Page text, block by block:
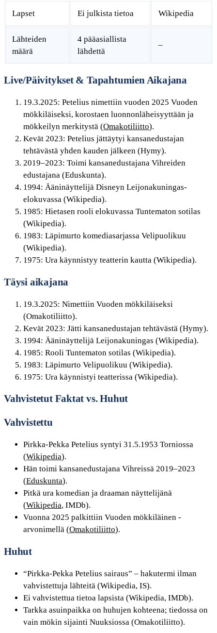
Lapset Ei julkista tietoa Wikipedia
Lähteiden
määrä
4 pääasiallista
lähdettä
–
Live/Päivitykset & Tapahtumien Aikajana
19.3.2025: Petelius nimettiin vuoden 2025 Vuoden
mökkiläiseksi, korostaen luonnonläheisyyttään ja
mökkeilyn merkitystä (Omakotiliitto).
Kevät 2023: Petelius jättäytyi kansanedustajan
tehtävästä yhden kauden jälkeen (Hymy).
2019–2023: Toimi kansanedustajana Vihreiden
edustajana (Eduskunta).
1994: Ääninäyttelijä Disneyn Leijonakuningas-
elokuvassa (Wikipedia).
1985: Hietasen rooli elokuvassa Tuntematon sotilas
(Wikipedia).
1983: Läpimurto komediasarjassa Velipuolikuu
(Wikipedia).
1975: Ura käynnistyy teatterin kautta (Wikipedia).
Täysi aikajana
19.3.2025: Nimettiin Vuoden mökkiläiseksi
(Omakotiliitto).
Kevät 2023: Jätti kansanedustajan tehtävästä (Hymy).
1994: Ääninäyttelijä Leijonakuningas (Wikipedia).
1985: Rooli Tuntematon sotilas (Wikipedia).
1983: Läpimurto Velipuolikuu (Wikipedia).
1975: Ura käynnistyi teatterissa (Wikipedia).
Vahvistetut Faktat vs. Huhut
Vahvistettu
Pirkka-Pekka Petelius syntyi 31.5.1953 Torniossa
(Wikipedia).
Hän toimi kansanedustajana Vihreissä 2019–2023
(Eduskunta).
Pitkä ura komedian ja draaman näyttelijänä
(Wikipedia, IMDb).
Vuonna 2025 palkittiin Vuoden mökkiläinen -
arvonimellä (Omakotiliitto).
Huhut
“Pirkka-Pekka Petelius sairaus” – hakutermi ilman
vahvistettuja lähteitä (Wikipedia, IS).
Ei vahvistettua tietoa lapsista (Wikipedia, IMDb).
Tarkka asuinpaikka on huhujen kohteena; tiedossa on
vain mökin sijainti Nuuksiossa (Omakotiliitto).